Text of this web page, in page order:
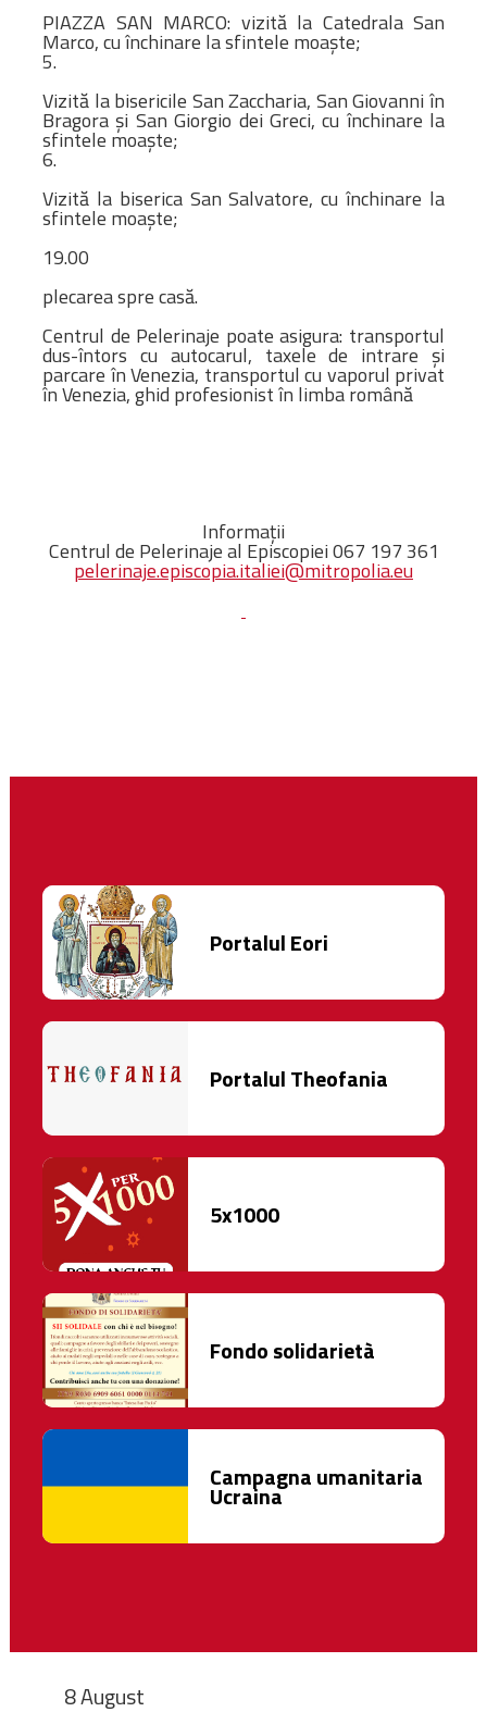
PIAZZA SAN MARCO: vizită la Catedrala San
Marco, cu închinare la sfintele moaște;
5.
Vizită la bisericile San Zaccharia, San Giovanni în
Bragora și San Giorgio dei Greci, cu închinare la
sfintele moaște;
6.
Vizită la biserica San Salvatore, cu închinare la
sfintele moaște;
19.00
plecarea spre casă.
Centrul de Pelerinaje poate asigura: transportul
dus-întors cu autocarul, taxele de intrare și
parcare în Venezia, transportul cu vaporul privat
în Venezia, ghid profesionist în limba română
Informații
Centrul de Pelerinaje al Episcopiei 067 197 361
pelerinaje.episcopia.italiei@mitropolia.eu
Portalul Eori
Portalul Theofania
5x1000
Fondo solidarietà
Campagna umanitaria
Ucraina
8 August